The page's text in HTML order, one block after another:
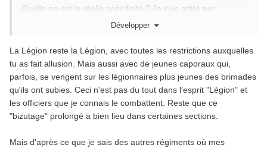
Quelle en est la réelle spécificité ? Je suis attiré par
l’infanterie de marine et la Légion je n’arrive pas à me
que je suis prêt à accepter les « restrictions du légionnaire
» car c’est ce que je recherche.
Développer
La Légion reste la Légion, avec toutes les restrictions auxquelles
tu as fait allusion. Mais aussi avec de jeunes caporaux qui,
parfois, se vengent sur les légionnaires plus jeunes des brimades
qu'ils ont subies. Ceci n'est pas du tout dans l'esprit "Légion" et
les officiers que je connais le combattent. Reste que ce
"bizutage" prolongé a bien lieu dans certaines sections.
Mais d'après ce que je sais des autres régiments où mes